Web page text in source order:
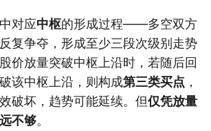
对应中枢的形成过程——多空双方
复争夺，形成至少三段次级别走势
价放量突破中枢上沿时，若随后回
该中枢上沿，则构成第三类买点 ，
破坏，趋势可能延续。但仅凭放量
不够。